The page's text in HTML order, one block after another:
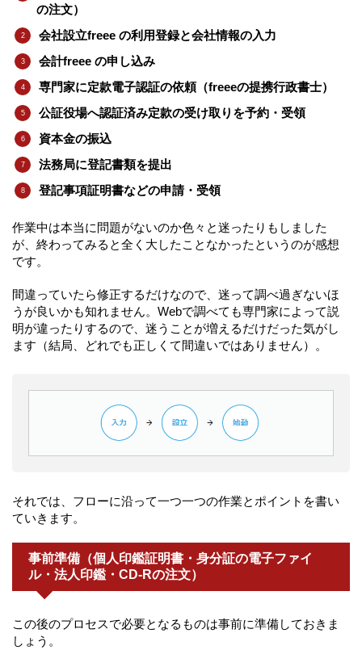
の注文）
会社設立freee の利用登録と会社情報の入力
会計freee の申し込み
専門家に定款電子認証の依頼（freeeの提携行政書士）
公証役場へ認証済み定款の受け取りを予約・受領
資本金の振込
法務局に登記書類を提出
登記事項証明書などの申請・受領
作業中は本当に問題がないのか色々と迷ったりもしました
が、終わってみると全く大したことなかったというのが感想
です。
間違っていたら修正するだけなので、迷って調べ過ぎないほ
うが良いかも知れません。Webで調べても専門家によって説
明が違ったりするので、迷うことが増えるだけだった気がし
ます（結局、どれでも正しくて間違いではありません）。
それでは、フローに沿って一つ一つの作業とポイントを書い
ていきます。
事前準備（個人印鑑証明書・身分証の電子ファイ
ル・法人印鑑・CD-Rの注文）
この後のプロセスで必要となるものは事前に準備しておきま
しょう。